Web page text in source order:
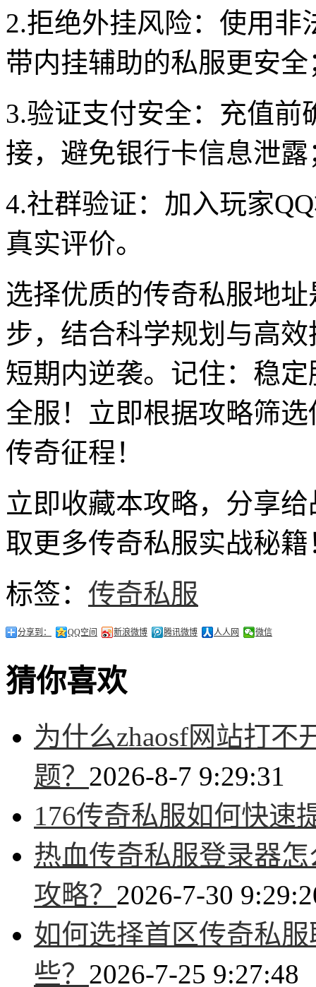
2.拒绝外挂风险：使用
带内挂辅助的私服更安全
3.验证支付安全：充值前
接，避免银行卡信息泄露
4.社群验证：加入玩家
真实评价。
选择优质的传奇私服地
步，结合科学规划与高
短期内逆袭。记住：稳
全服！立即根据攻略筛
传奇征程！
立即收藏本攻略，分享
取更多传奇私服实战秘籍
标签： 传奇私服
分享到： QQ空间 新浪微博 腾讯微博 人人网 微信
猜你喜欢
为什么zhaosf网站打
题？ 2026-8-7 9:29:31
176传奇私服如何快速
热血传奇私服登录器
攻略？ 2026-7-30
如何选择首区传奇私
些？ 2026-7-25 9:27:48